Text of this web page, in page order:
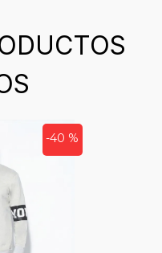
-40 %